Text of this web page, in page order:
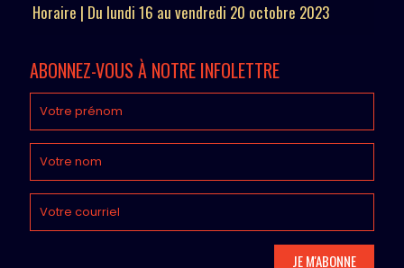
Horaire | Du lundi 16 au vendredi 20 octobre 2023
ABONNEZ-VOUS À NOTRE INFOLETTRE